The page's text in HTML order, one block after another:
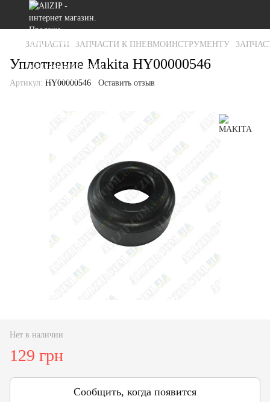
ЗАПЧАСТИ ЗАПЧАСТИ К ПНЕВМОИНСТРУМЕНТУ
Уплотнение Makita HY00000546
Артикул: HY00000546 Оставить отзыв
Нет в наличии
129 грн
Сообщить, когда появится